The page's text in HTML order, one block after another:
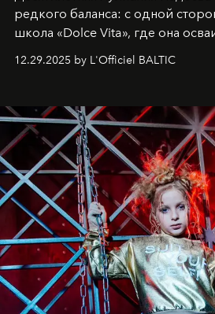
редкого баланса: с одной
школа «Dolce Vita», где она
позы и образа, с другой -
балетная студия при
танцевального пути за плечами.
12.29.2025 by L'Officiel BALTIC